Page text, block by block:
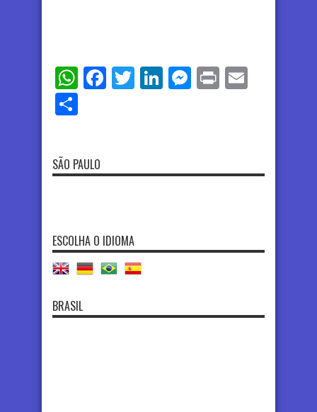
WhatsApp
Facebook
TwitterLinkedIn
Messenger
Print
SÃO PAULO
ESCOLHA O IDIOMA
BRASIL